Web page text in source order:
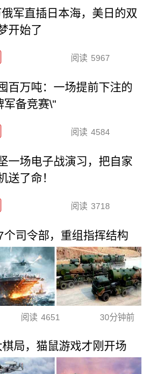
军直插日本海，美日的双
开始了
阅读 5967
百万吨：一场提前下注的
军备竞赛\"
阅读 4584
一场电子战演习，把自家
送了命！
阅读 3718
司令部，重组指挥结构
阅读 4651 30分钟前
局，猫鼠游戏才刚开场